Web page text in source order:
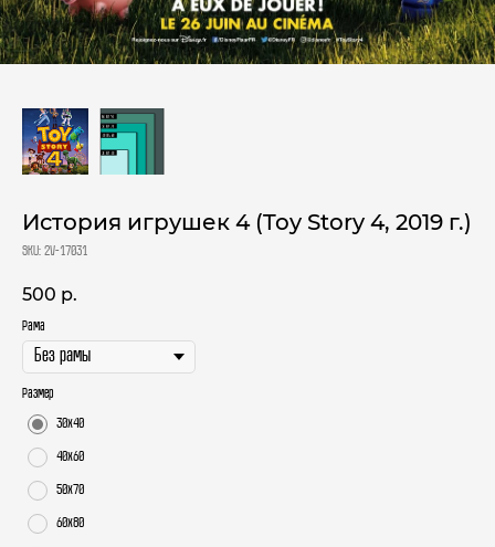
История игрушек 4 (Toy Story 4, 2019 г.)
SKU: 2V-17031
500 р.
Рама
Размер
30х40
40х60
50х70
60х80